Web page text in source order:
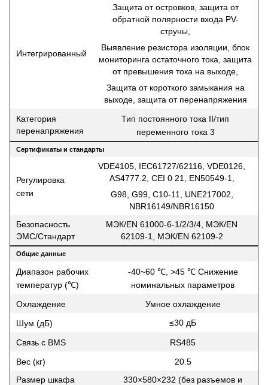
Интегрированный
Защита от островков, защита от
обратной полярности входа PV-
струны,
Выявление резистора изоляции, блок
мониторинга остаточного тока, защита
от превышения тока на выходе,
Защита от короткого замыкания на
выходе, защита от перенапряжения
Категория
перенапряжения
Тип постоянного тока II/тип
переменного тока 3
Сертификаты и стандарты
Регулировка
сети
VDE4105, IEC61727/62116, VDE0126,
AS4777.2, CEI 0 21, EN50549-1,
G98, G99, C10-11, UNE217002,
NBR16149/NBR16150
Безопасность
ЭМС/Стандарт
МЭК/EN 61000-6-1/2/3/4, МЭК/EN
62109-1, МЭК/EN 62109-2
Общие данные
Диапазон рабочих
температур (℃)
-40~60 ℃, >45 ℃ Снижение
номинальных параметров
Охлаждение
Умное охлаждение
Шум (дБ)
≤30 дБ
Связь с BMS
RS485
Вес (кг)
20.5
Размер шкафа
330×580×232 (без разъемов и